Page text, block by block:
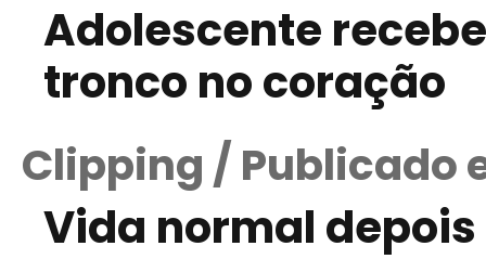
Adolescente
tronco no coração
Clipping / Publicado
Vida normal